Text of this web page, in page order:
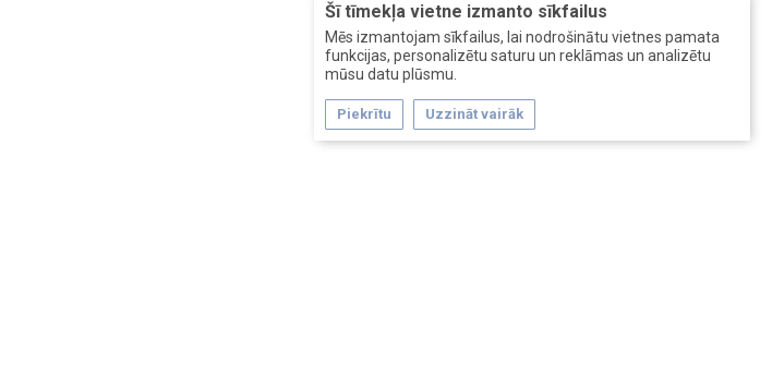
Šī tīmekļa vietne izmanto sīkfailus
Mēs izmantojam sīkfailus, lai nodrošinātu vietnes pamata
funkcijas, personalizētu saturu un reklāmas un analizētu
mūsu datu plūsmu.
Piekrītu Uzzināt vairāk